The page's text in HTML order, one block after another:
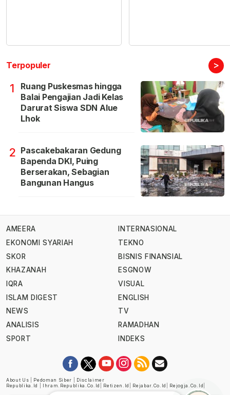
Terpopuler >
1
Ruang Puskesmas hingga
Balai Pengajian Jadi Kelas
Darurat Siswa SDN Alue
Lhok
2 Pascakebakaran Gedung
Bapenda DKI, Puing
Berserakan, Sebagian
Bangunan Hangus
AMEERA
EKONOMI SYARIAH
SKOR
KHAZANAH
IQRA
ISLAM DIGEST
NEWS
ANALISIS
SPORT
INTERNASIONAL
TEKNO
BISNIS FINANSIAL
ESGNOW
VISUAL
ENGLISH
TV
RAMADHAN
INDEKS
About Us Pedoman Siber
Disclaimer
Republika.id
Ihram.republika.co.id Retizen.id Rejabar.co.id Rejogja.co.id